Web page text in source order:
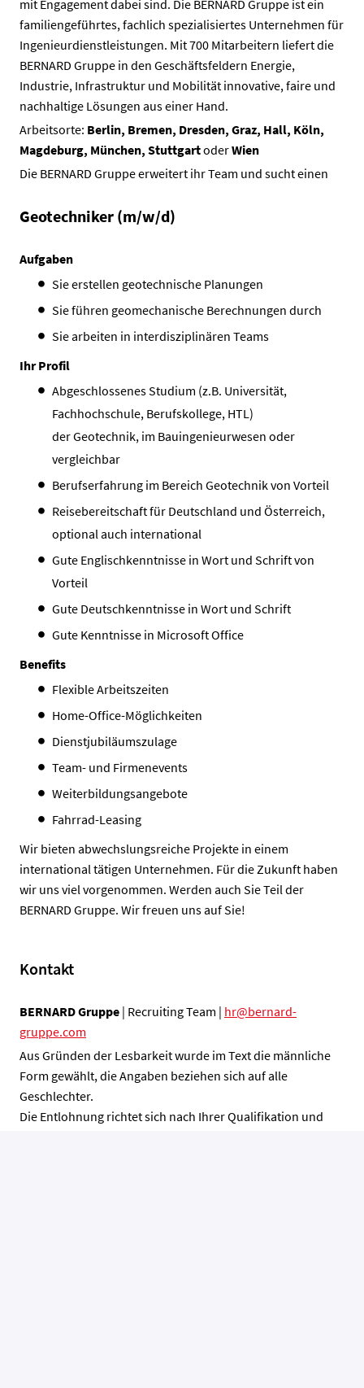
mit Engagement dabei sind. Die BERNARD Gruppe ist ein
familiengeführtes, fachlich spezialisiertes Unternehmen für
Ingenieurdienstleistungen. Mit 700 Mitarbeitern liefert die
BERNARD Gruppe in den Geschäftsfeldern Energie,
Industrie, Infrastruktur und Mobilität innovative, faire und
nachhaltige Lösungen aus einer Hand.
Arbeitsorte: Berlin, Bremen, Dresden, Graz, Hall, Köln,
Magdeburg, München, StuttgartoderWien
Die BERNARD Gruppe erweitert ihr Team und sucht einen
Geotechniker (m/w/d)
Aufgaben
Sie erstellen geotechnische Planungen
Sie führen geomechanische Berechnungen durch
Sie arbeiten in interdisziplinären Teams
Ihr Profil
Abgeschlossenes Studium (z.B. Universität,
Fachhochschule, Berufskollege, HTL)
der Geotechnik, im Bauingenieurwesen oder
vergleichbar
Berufserfahrung im Bereich Geotechnik von Vorteil
Reisebereitschaft für Deutschland und Österreich,
optional auch international
Gute Englischkenntnisse in Wort und Schrift von
Vorteil
Gute Deutschkenntnisse in Wort und Schrift
Gute Kenntnisse in Microsoft Office
Benefits
Flexible Arbeitszeiten
Home-Office-Möglichkeiten
Dienstjubiläumszulage
Team- und Firmenevents
Weiterbildungsangebote
Fahrrad-Leasing
Wir bieten abwechslungsreiche Projekte in einem
international tätigen Unternehmen. Für die Zukunft haben
wir uns viel vorgenommen. Werden auch Sie Teil der
BERNARD Gruppe. Wir freuen uns auf Sie!
Kontakt
BERNARD Gruppe | Recruiting Team | hr@bernard-
gruppe.com
Aus Gründen der Lesbarkeit wurde im Text die männliche
Form gewählt, die Angaben beziehen sich auf alle
Geschlechter.
Die Entlohnung richtet sich nach Ihrer Qualifikation und